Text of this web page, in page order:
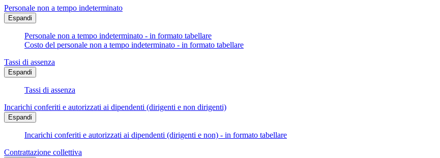
Personale non a tempo indeterminato
Espandi
Personale non a tempo indeterminato - in formato tabellare
Costo del personale non a tempo indeterminato - in formato tabellare
Tassi di assenza
Espandi
Tassi di assenza
Incarichi conferiti e autorizzati ai dipendenti (dirigenti e non dirigenti)
Espandi
Incarichi conferiti e autorizzati ai dipendenti (dirigenti e non) - in formato tabellare
Contrattazione collettiva